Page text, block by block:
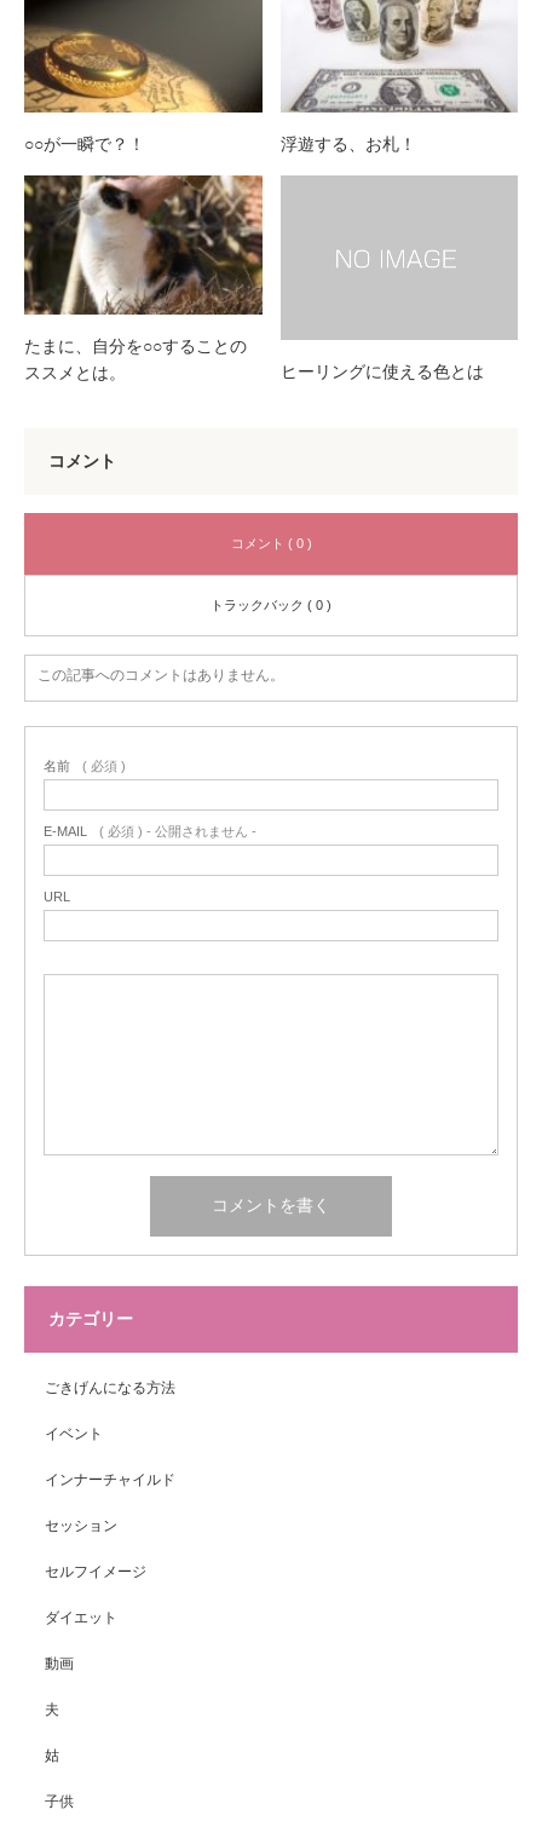
○○が一瞬で？！ 浮遊する、お札！
たまに、自分を○○することの
ススメとは。
ヒーリングに使える色とは
コメント
コメント ( 0 )
トラックバック ( 0 )
この記事へのコメントはありません。
名前 ( 必須 )
E-MAIL ( 必須 ) - 公開されません -
URL
カテゴリー
ごきげんになる方法
イベント
インナーチャイルド
セッション
セルフイメージ
ダイエット
動画
夫
姑
子供